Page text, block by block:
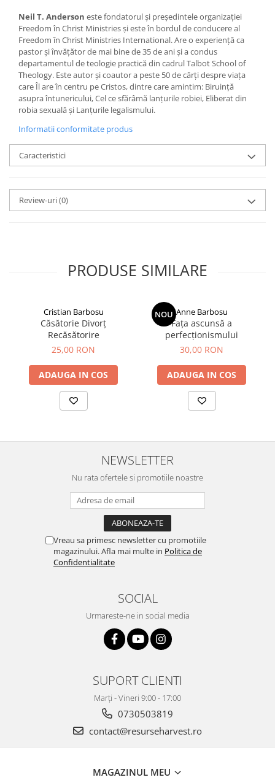
Neil T. Anderson este fondatorul şi preşedintele organizaţiei
Freedom în Christ Ministries şi este în bordul de conducere al
Freedom în Christ Ministries International. Are o experienţă ca
pastor şi învăţător de mai bine de 35 de ani şi a condus
departamentul de teologie practică din cadrul Talbot School of
Theology. Este autor şi coautor a peste 50 de cărţi despre viaţa
care Îl are în centru pe Cristos, dintre care amintim: Biruinţă
asupra întunericului, Cel ce sfărâmă lanţurile robiei, Eliberat din
robia sexuală şi Lanţurile legalismului.
Informatii conformitate produs
Caracteristici
Review-uri(0)
PRODUSE SIMILARE
Cristian Barbosu
Căsătorie Divorț
Recăsătorire
25,00 RON
ADAUGA IN COS
NOU Anne Barbosu
Fața ascunsă a
perfecționismului
30,00 RON
ADAUGA IN COS
NEWSLETTER
Nu rata ofertele si promotiile noastre
Vreau sa primesc newsletter cu promotiile
magazinului. Afla mai multe in Politica de
Confidentialitate
SOCIAL
Urmareste-ne in social media
SUPORT CLIENTI
Marți - Vineri 9:00 - 17:00
0730503819
contact@resurseharvest.ro
MAGAZINUL MEU